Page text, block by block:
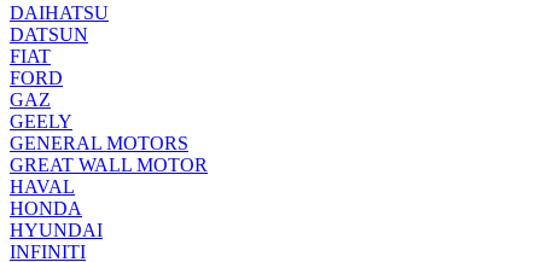
DAIHATSU
DATSUN
FIAT
FORD
GAZ
GEELY
GENERAL MOTORS
GREAT WALL MOTOR
HAVAL
HONDA
HYUNDAI
INFINITI